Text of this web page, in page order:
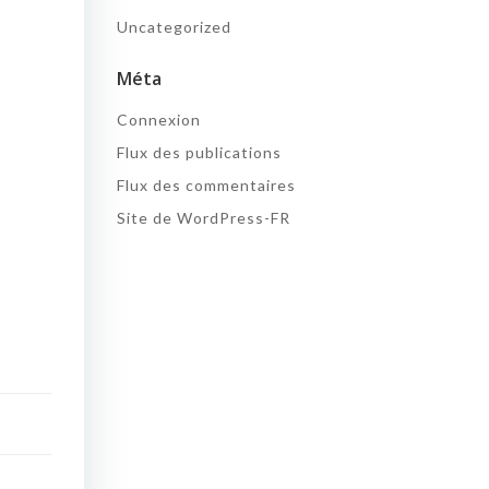
Uncategorized
Méta
Connexion
Flux des publications
Flux des commentaires
Site de WordPress-FR